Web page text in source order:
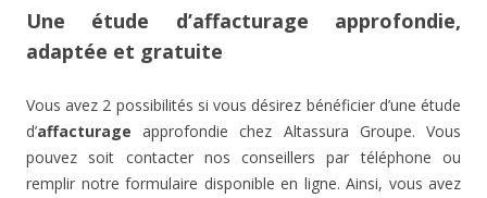
Une étude d’affacturage approfondie,
adaptée et gratuite
Vous avez 2 possibilités si vous désirez bénéficier d’une étude
d’affacturage approfondie chez Altassura Groupe. Vous
pouvez soit contacter nos conseillers par téléphone ou
remplir notre formulaire disponible en ligne. Ainsi, vous avez